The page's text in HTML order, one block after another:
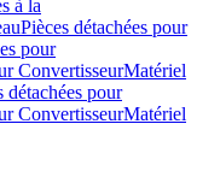
à la
Pièces détachées pour
pour
ConvertisseurMatériel
détachées pour
ConvertisseurMatériel